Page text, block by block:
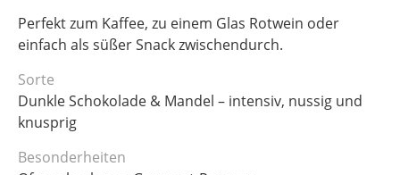
Perfekt zum Kaffee, zu einem Glas Rotwein oder
einfach als süßer Snack zwischendurch.
Sorte
Dunkle Schokolade & Mandel – intensiv, nussig und
knusprig
Besonderheiten